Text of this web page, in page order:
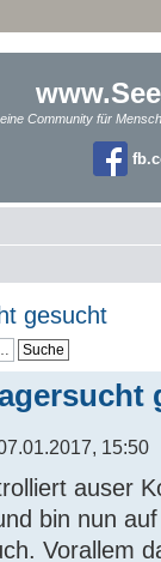
eine Community für
gesucht
15:50
auser
bin nun
Vorallem